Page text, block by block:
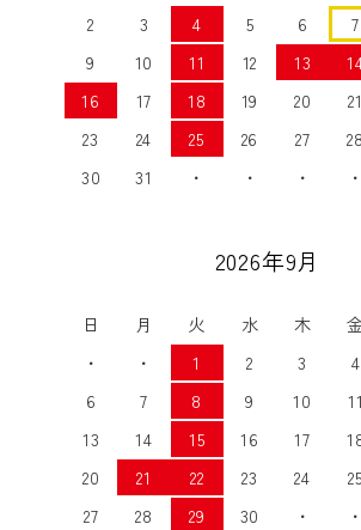
2
3 4 5 6 7
9
10 11 12 13
16
17 18 19 20 21
23
24 25 26 27 28
30
31 ・ ・ ・ ・
2026年9月
日 月 火 水 木
・
・ 1 2 3 4
6
7 8 9 10 11
13
14 15 16 17
20
21 22 23 24 25
27
28 29 30 ・ ・